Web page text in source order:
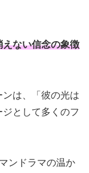
えない信念の象徴
は、「彼の光は
として多くのフ
ンドラマの温か